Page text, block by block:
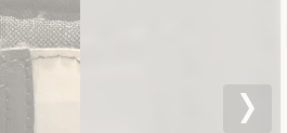
Next